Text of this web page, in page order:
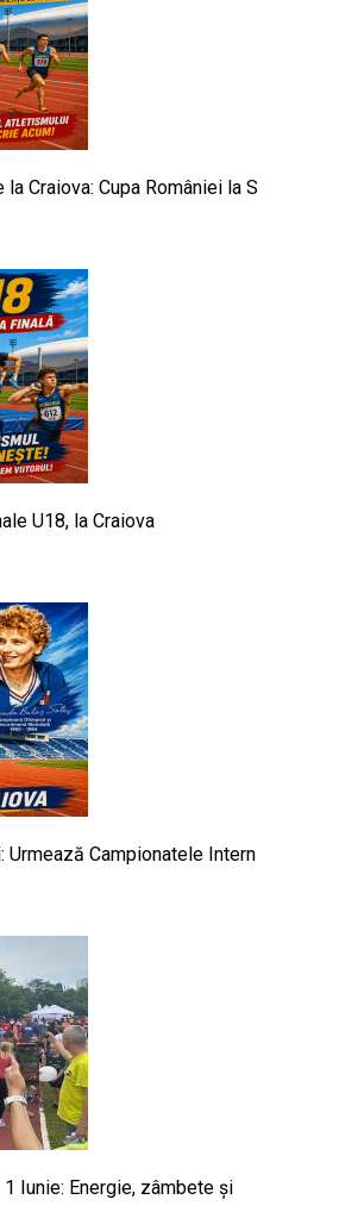
Craiova: Cupa României la S
U18, la Craiova
Campionatele Intern
Iunie: Energie, zâmbete și